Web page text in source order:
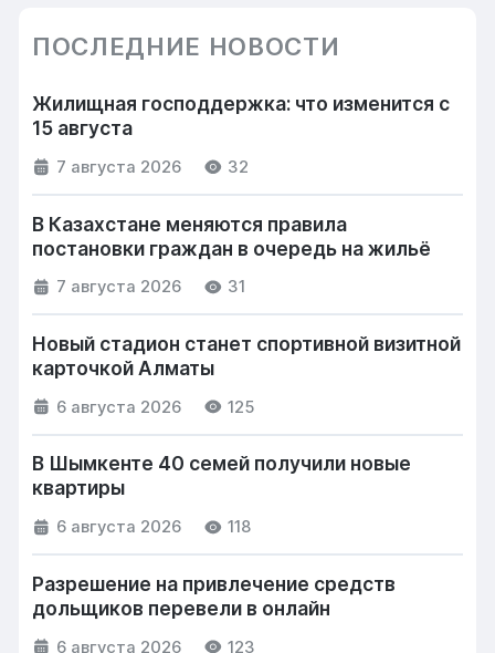
ПОСЛЕДНИЕ НОВОСТИ
Жилищная господдержка: что изменится с
15 августа
7 августа 2026 32
В Казахстане меняются правила
постановки граждан в очередь на жильё
7 августа 2026 31
Новый стадион станет спортивной визитной
карточкой Алматы
6 августа 2026 125
В Шымкенте 40 семей получили новые
квартиры
6 августа 2026 118
Разрешение на привлечение средств
дольщиков перевели в онлайн
6 августа 2026 123